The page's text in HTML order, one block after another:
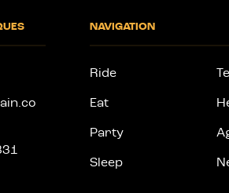
NAVIGATION
Ride
Eat
Party
Sleep